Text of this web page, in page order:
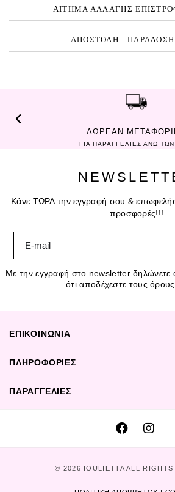
ΑΙΤΗΜΑ ΑΛΛΑΓΗΣ
ΑΠΟΣΤΟΛΗ - ΠΑΡΑΔΟΣΗ
ΔΩΡΕΑΝ
ΓΙΑ ΠΑΡΑΓΓΕΛΙΕΣ ΑΝΩ ΤΩΝ
Κάνε ΤΩΡΑ την εγγραφή σου &
προσφορές!!!
Με την εγγραφή στο newsletter δηλώνετε
ότι αποδέχεστε τους
ΕΠΙΚΟΙΝΩΝΙΑ
ΠΛΗΡΟΦΟΡΙΕΣ
ΠΑΡΑΓΓΕΛΙΕΣ
© 2026 IOULIETTA ALL RIGHTS